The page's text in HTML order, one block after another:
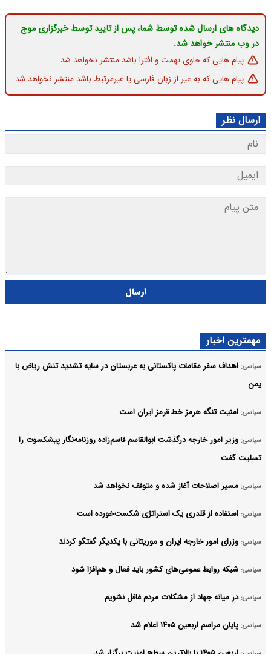
دیدگاه های ارسال شده توسط شما، پس از تایید توسط خبرگزاری موج
در وب منتشر خواهد شد.
پیام هایی که حاوی تهمت و افترا باشد منتشر نخواهد شد.
پیام هایی که به غیر از زبان فارسی یا غیرمرتبط باشد منتشر نخواهد شد.
ارسال نظر
ارسال
مهمترین اخبار
سیاسی: اهداف سفر مقامات پاکستانی به عربستان در سایه تشدید تنش ریاض با
یمن
سیاسی: امنیت تنگه هرمز خط قرمز ایران است
سیاسی: وزیر امور خارجه درگذشت ابوالقاسم قاسم‌زاده روزنامه‌نگار پیشکسوت را
تسلیت گفت
سیاسی: مسیر اصلاحات آغاز شده و متوقف نخواهد شد
سیاسی: استفاده از قلدری یک استراتژی شکست‌خورده است
سیاسی: وزرای امور خارجه ایران و موریتانی با یکدیگر گفتگو کردند
سیاسی: شبکه روابط عمومی‌های کشور باید فعال و هم‌افزا شود
سیاسی: در میانه جهاد از مشکلات مردم غافل نشویم
سیاسی: پایان مراسم اربعین ۱۴۰۵ اعلام شد
سیاسی: اربعین ۱۴۰۵ با بالاترین سطح امنیت برگزار شد